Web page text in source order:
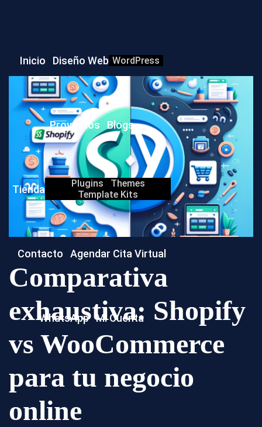
Inicio Diseño Web WordPress
Proyectos Blogs
Tienda Plugins
Themes
Template Kits
Contacto Agendar Cita Virtual
WhatsApp Mi Cuenta
Comparativa
exhaustiva: Shopify
vs WooCommerce
para tu negocio
online